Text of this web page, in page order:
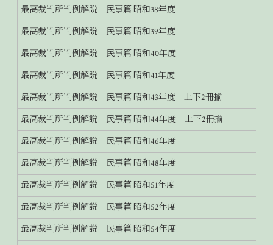
最高裁判所判例解説 民事篇 昭和38年度
最高裁判所判例解説 民事篇 昭和39年度
最高裁判所判例解説 民事篇 昭和40年度
最高裁判所判例解説 民事篇 昭和41年度
最高裁判所判例解説 民事篇 昭和43年度 上下2冊揃
最高裁判所判例解説 民事篇 昭和44年度 上下2冊揃
最高裁判所判例解説 民事篇 昭和46年度
最高裁判所判例解説 民事篇 昭和48年度
最高裁判所判例解説 民事篇 昭和51年度
最高裁判所判例解説 民事篇 昭和52年度
最高裁判所判例解説 民事篇 昭和54年度